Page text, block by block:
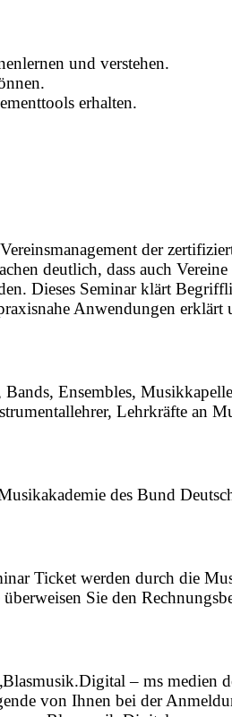
und verstehen.
erhalten.
der
deutlich, dass auch
Dieses Seminar klärt
Anwendungen erklärt
Ensembles,
Lehrkräfte an
des Bund
Ticket werden durch die
Sie den
– ms medien
von Ihnen bei der